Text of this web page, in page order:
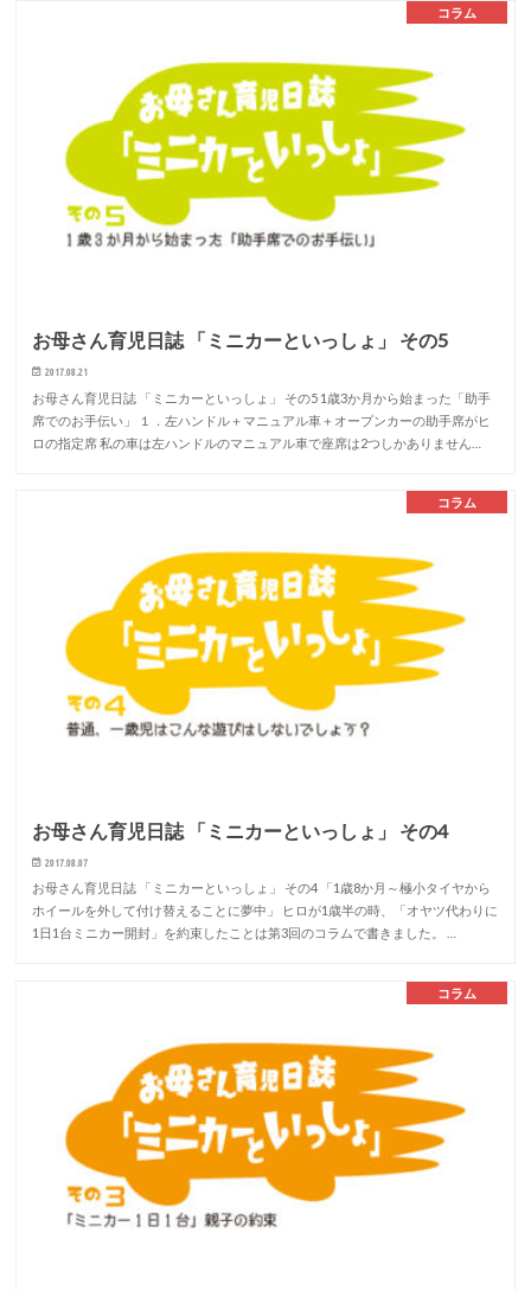
コラム
お母さん育児日誌 「ミニカーといっしょ」 その5
2017.08.21
お母さん育児日誌 「ミニカーといっしょ」 その5 1歳3か月から始まった「助手
席でのお手伝い」 １．左ハンドル＋マニュアル車＋オープンカーの助手席がヒ
ロの指定席 私の車は左ハンドルのマニュアル車で座席は2つしかありません…
コラム
お母さん育児日誌 「ミニカーといっしょ」 その4
2017.08.07
お母さん育児日誌 「ミニカーといっしょ」 その4 「1歳8か月～極小タイヤから
ホイールを外して付け替えることに夢中」 ヒロが1歳半の時、「オヤツ代わりに
1日1台ミニカー開封」を約束したことは第3回のコラムで書きました。 …
コラム